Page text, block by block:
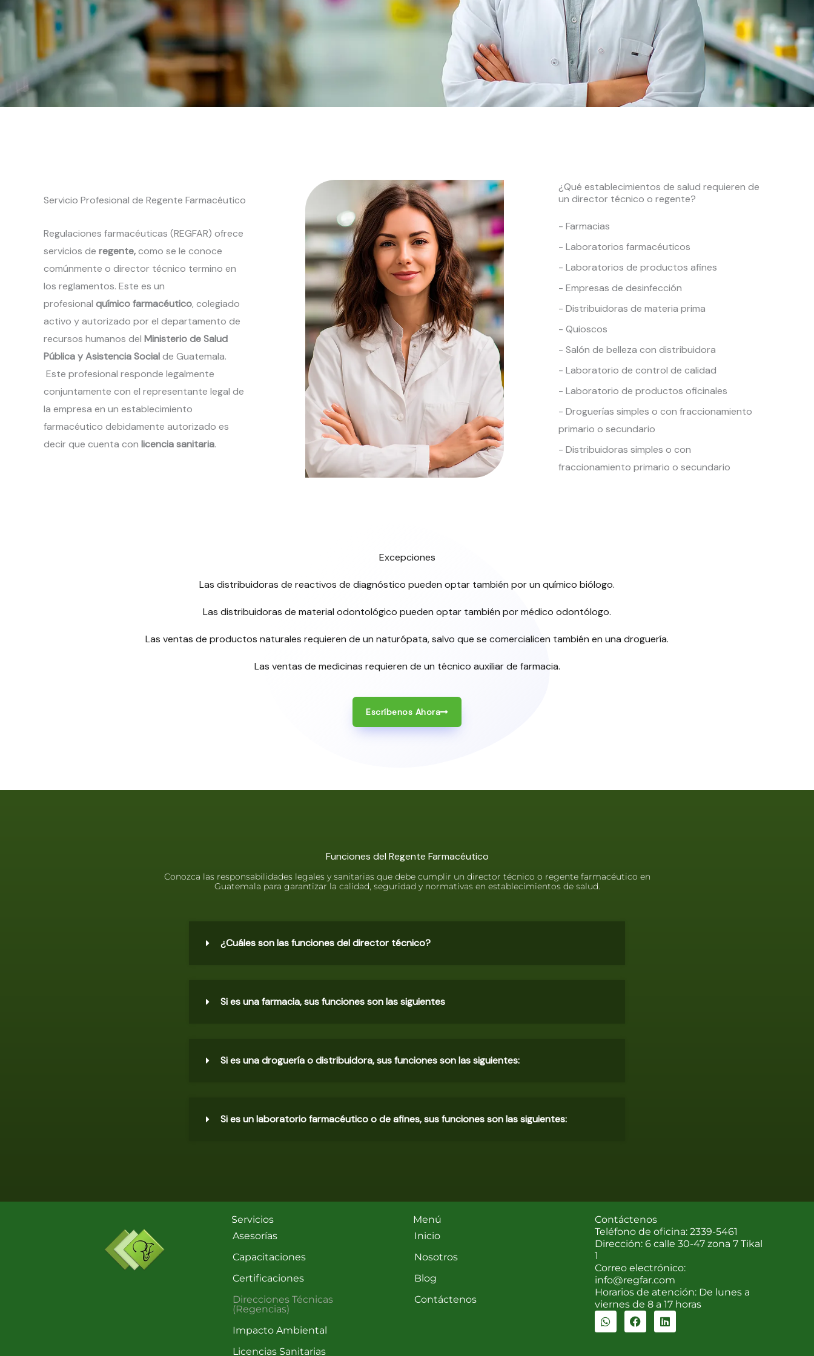
Servicio Profesional de Regente Farmacéutico
Regulaciones farmacéuticas (REGFAR) ofrece
servicios de regente,como se le conoce
comúnmente o director técnico termino en
los reglamentos. Este es un
profesional químico farmacéutico, colegiado
activo y autorizado por el departamento de
recursos humanos del Ministerio de Salud
Pública y Asistencia Socialde Guatemala.
Este profesional responde legalmente
conjuntamente con el representante legal de
la empresa en un establecimiento
farmacéutico debidamente autorizado es
decir que cuenta con licencia sanitaria.
¿Qué establecimientos de salud requieren de
un director técnico o regente?
- Farmacias
- Laboratorios farmacéuticos
- Laboratorios de productos afines
- Empresas de desinfección
- Distribuidoras de materia prima
- Quioscos
- Salón de belleza con distribuidora
- Laboratorio de control de calidad
- Laboratorio de productos oficinales
- Droguerías simples o con fraccionamiento
primario o secundario
- Distribuidoras simples o con
fraccionamiento primario o secundario
Excepciones
Las distribuidoras de reactivos de diagnóstico pueden optar también por un químico biólogo.
Las distribuidoras de material odontológico pueden optar también por médico odontólogo.
Las ventas de productos naturales requieren de un naturópata, salvo que se comercialicen también en una droguería.
Las ventas de medicinas requieren de un técnico auxiliar de farmacia.
Escríbenos Ahora
Funciones del Regente Farmacéutico
Conozca las responsabilidades legales y sanitarias que debe cumplir un director técnico o regente farmacéutico en
Guatemala para garantizar la calidad, seguridad y normativas en establecimientos de salud.
¿Cuáles son las funciones del director técnico?
Si es una farmacia, sus funciones son las siguientes
Si es una droguería o distribuidora, sus funciones son las siguientes:
Si es un laboratorio farmacéutico o de afines, sus funciones son las siguientes:
Servicios
Asesorías
Capacitaciones
Certificaciones
Direcciones Técnicas
(Regencias)
Impacto Ambiental
Licencias Sanitarias
Menú
Inicio
Nosotros
Blog
Contáctenos
Contáctenos
Teléfono de oficina: 2339-5461
Dirección: 6 calle 30-47 zona 7 Tikal
1
Correo electrónico:
info@regfar.com
Horarios de atención: De lunes a
viernes de 8 a 17 horas
W
h
a
F
a
c
L
i
n